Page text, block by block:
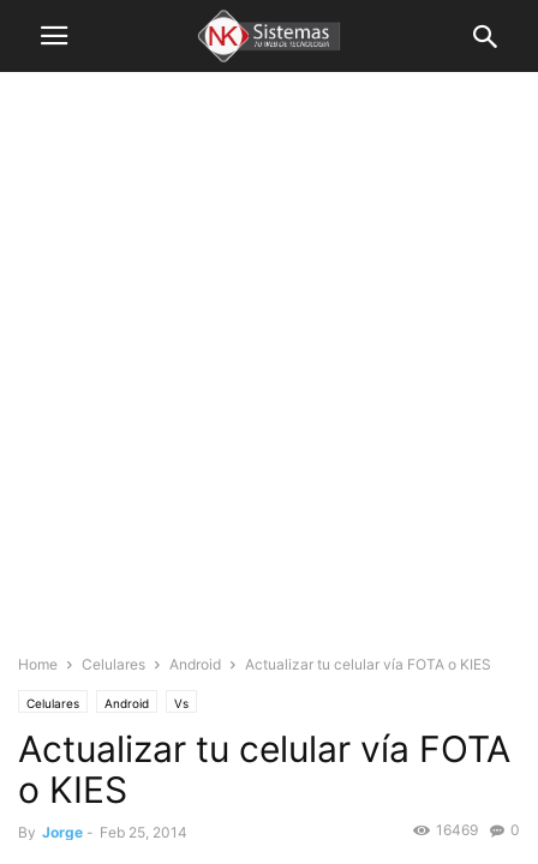
Home Celulares Android Actualizar tu celular vía FOTA o KIES
Celulares Android Vs
Actualizar tu celular vía FOTA
o KIES
By Jorge - Feb 25, 2014 0
16469